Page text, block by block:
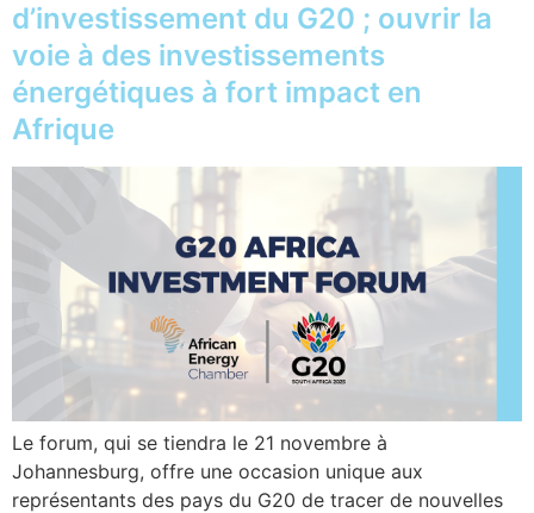
d’investissement du G20 ; ouvrir la
voie à des investissements
énergétiques à fort impact en
Afrique
Le forum, qui se tiendra le 21 novembre à
Johannesburg, offre une occasion unique aux
représentants des pays du G20 de tracer de nouvelles